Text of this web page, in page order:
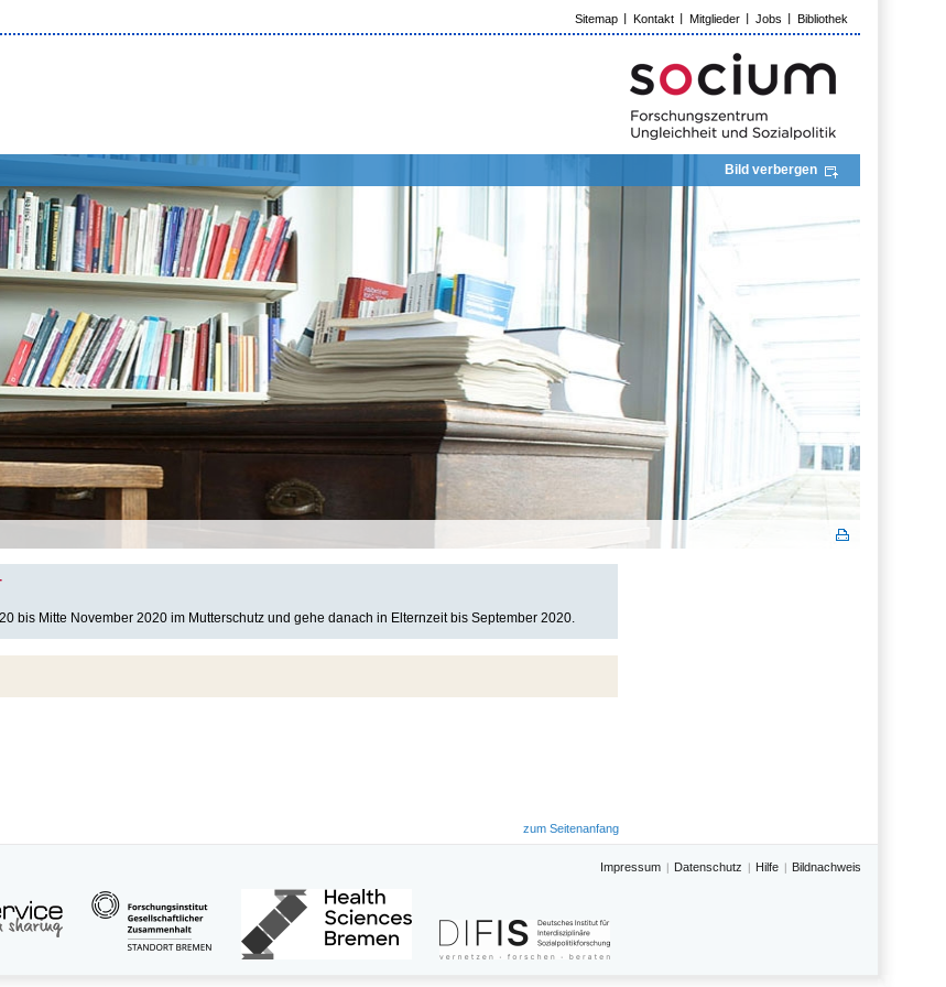
Sitemap Kontakt Mitglieder Jobs Bibliothek
Bild verbergen
bis Mitte November 2020 im Mutterschutz und gehe danach in Elternzeit bis September 2020.
zum Seitenanfang
Impressum Datenschutz Hilfe Bildnachweis